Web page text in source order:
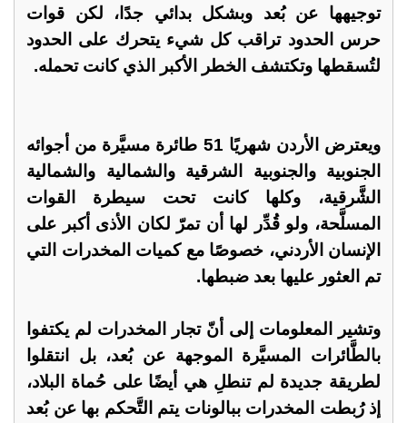
توجيهها عن بُعد وبشكل بدائي جدًا، لكن قوات
حرس الحدود تراقب كل شيء يتحرك على الحدود
لتُسقطها وتكتشف الخطر الأكبر الذي كانت تحمله.
ويعترض الأردن شهريًا 51 طائرة مسيَّرة من أجوائه
الجنوبية والجنوبية الشرقية والشمالية والشمالية
الشَّرقية، وكلها كانت تحت سيطرة القوات
المسلَّحة، ولو قُدِّر لها أن تمرّ لكان الأذى أكبر على
الإنسان الأردني، خصوصًا مع كميات المخدرات التي
تم العثور عليها بعد ضبطها.
وتشير المعلومات إلى أنّ تجار المخدرات لم يكتفوا
بالطَّائرات المسيَّرة الموجهة عن بُعد، بل انتقلوا
لطريقة جديدة لم تنطلِ هي أيضًا على حُماة البلاد،
إذ رُبطت المخدرات ببالونات يتم التَّحكم بها عن بُعد